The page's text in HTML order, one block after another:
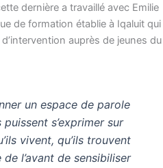
dernière a travaillé avec Emilie
de formation établie à Iqaluit qui
auprès de jeunes du
un espace de parole
s’exprimer sur
vivent, qu’ils trouvent
l’avant de sensibiliser